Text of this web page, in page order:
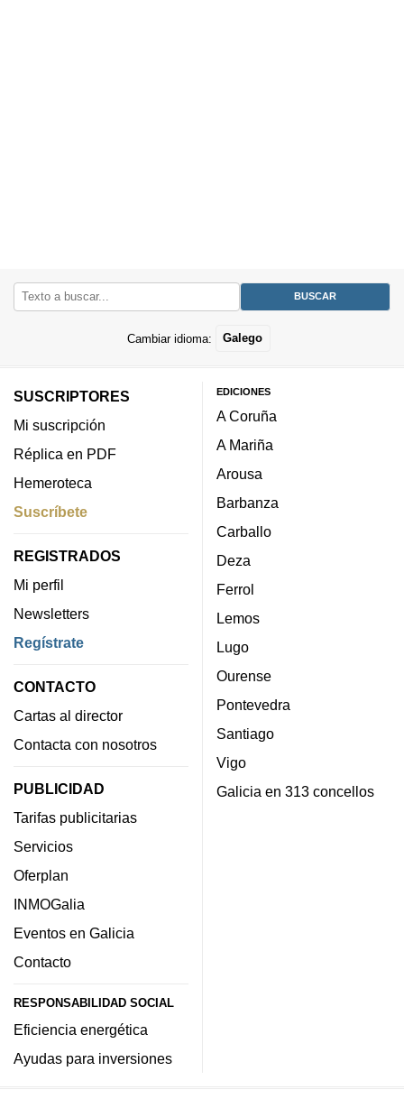
Cambiar idioma: Galego
SUSCRIPTORES
Mi suscripción
Réplica en PDF
Hemeroteca
Suscríbete
REGISTRADOS
Mi perfil
Newsletters
Regístrate
CONTACTO
Cartas al director
Contacta con nosotros
PUBLICIDAD
Tarifas publicitarias
Servicios
Oferplan
INMOGalia
Eventos en Galicia
Contacto
RESPONSABILIDAD SOCIAL
Eficiencia energética
Ayudas para inversiones
EDICIONES
A Coruña
A Mariña
Arousa
Barbanza
Carballo
Deza
Ferrol
Lemos
Lugo
Ourense
Pontevedra
Santiago
Vigo
Galicia en 313 concellos